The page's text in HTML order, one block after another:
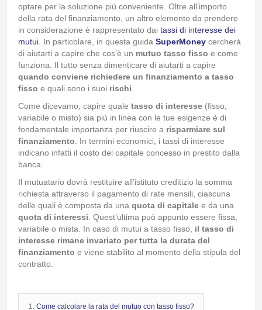
optare per la soluzione più conveniente. Oltre all’importo
della rata del finanziamento, un altro elemento da prendere
in considerazione è rappresentato dai tassi di interesse dei
mutui . In particolare, in questa guida SuperMoney cercherà
di aiutarti a capire che cos’è un mutuo tasso fisso e come
funziona. Il tutto senza dimenticare di aiutarti a capire
quando conviene richiedere un finanziamento a tasso
fisso e quali sono i suoi rischi
Come dicevamo, capire quale tasso di interesse (fisso,
variabile o misto) sia più in linea con le tue esigenze è di
fondamentale importanza per riuscire a risparmiare sul
finanziamento . In termini economici, i tassi di interesse
indicano infatti il costo del capitale concesso in prestito dalla
banca.
Il mutuatario dovrà restituire all’istituto creditizio la somma
richiesta attraverso il pagamento di rate mensili, ciascuna
delle quali è composta da una quota di capitale e da una
quota di interessi . Quest’ultima può appunto essere fissa,
variabile o mista. In caso di mutui a tasso fisso, il tasso di
interesse rimane invariato per tutta la durata del
finanziamento e viene stabilito al momento della stipula del
contratto.
Come calcolare la rata del mutuo con tasso fisso?